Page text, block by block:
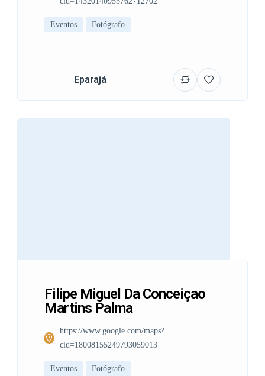
Eventos Fotógrafo
Eparajá
Filipe Miguel Da Conceiçao
Martins Palma
https://www.google.com/maps?
cid=18008155249793059013
Eventos Fotógrafo